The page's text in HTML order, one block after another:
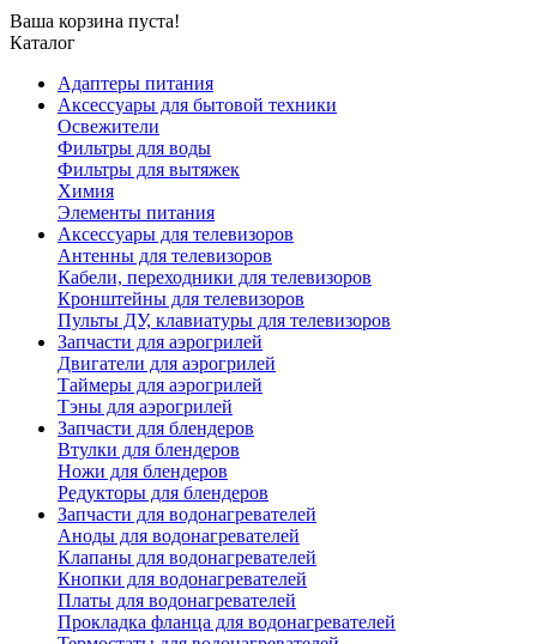
Ваша корзина пуста!
Каталог
Адаптеры питания
Аксессуары для бытовой техники
Освежители
Фильтры для воды
Фильтры для вытяжек
Химия
Элементы питания
Аксессуары для телевизоров
Антенны для телевизоров
Кабели, переходники для телевизоров
Кронштейны для телевизоров
Пульты ДУ, клавиатуры для телевизоров
Запчасти для аэрогрилей
Двигатели для аэрогрилей
Таймеры для аэрогрилей
Тэны для аэрогрилей
Запчасти для блендеров
Втулки для блендеров
Ножи для блендеров
Редукторы для блендеров
Запчасти для водонагревателей
Аноды для водонагревателей
Клапаны для водонагревателей
Кнопки для водонагревателей
Платы для водонагревателей
Прокладка фланца для водонагревателей